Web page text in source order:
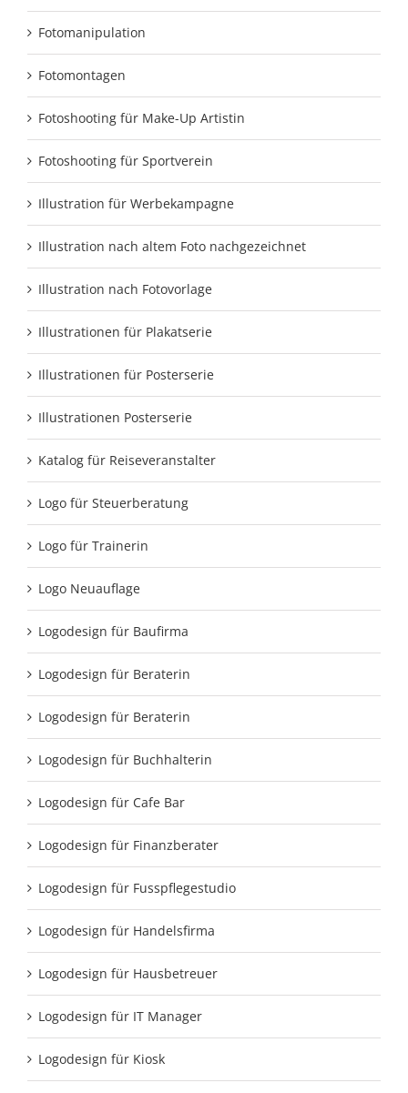
Fotomanipulation
Fotomontagen
Fotoshooting für Make-Up Artistin
Fotoshooting für Sportverein
Illustration für Werbekampagne
Illustration nach altem Foto nachgezeichnet
Illustration nach Fotovorlage
Illustrationen für Plakatserie
Illustrationen für Posterserie
Illustrationen Posterserie
Katalog für Reiseveranstalter
Logo für Steuerberatung
Logo für Trainerin
Logo Neuauflage
Logodesign für Baufirma
Logodesign für Beraterin
Logodesign für Beraterin
Logodesign für Buchhalterin
Logodesign für Cafe Bar
Logodesign für Finanzberater
Logodesign für Fusspflegestudio
Logodesign für Handelsfirma
Logodesign für Hausbetreuer
Logodesign für IT Manager
Logodesign für Kiosk